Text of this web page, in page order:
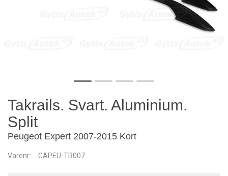
Takrails. Svart. Aluminium.
Split
Peugeot Expert 2007-2015 Kort
Varenr: GAPEU-TR007